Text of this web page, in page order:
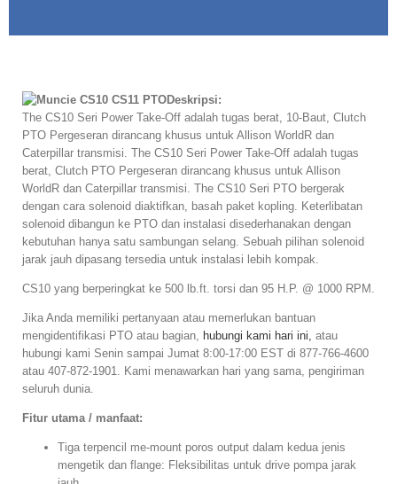
Deskripsi:
The CS10 Seri Power Take-Off adalah tugas berat, 10-Baut, Clutch
PTO Pergeseran dirancang khusus untuk Allison WorldR dan
Caterpillar transmisi. The CS10 Seri Power Take-Off adalah tugas
berat, Clutch PTO Pergeseran dirancang khusus untuk Allison
WorldR dan Caterpillar transmisi. The CS10 Seri PTO bergerak
dengan cara solenoid diaktifkan, basah paket kopling. Keterlibatan
solenoid dibangun ke PTO dan instalasi disederhanakan dengan
kebutuhan hanya satu sambungan selang. Sebuah pilihan solenoid
jarak jauh dipasang tersedia untuk instalasi lebih kompak.
CS10 yang berperingkat ke 500 lb.ft. torsi dan 95 H.P. @ 1000 RPM.
Jika Anda memiliki pertanyaan atau memerlukan bantuan
mengidentifikasi PTO atau bagian, hubungi kami hari ini, atau
hubungi kami Senin sampai Jumat 8:00-17:00 EST di 877-766-4600
atau 407-872-1901. Kami menawarkan hari yang sama, pengiriman
seluruh dunia.
Fitur utama / manfaat:
Tiga terpencil me-mount poros output dalam kedua jenis
mengetik dan flange: Fleksibilitas untuk drive pompa jarak